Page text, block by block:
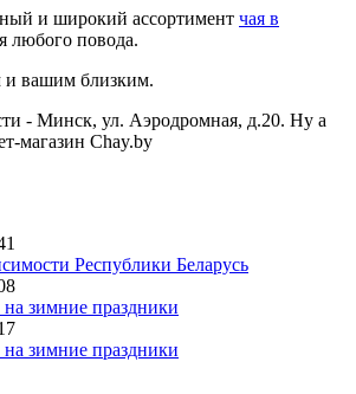
и широкий ассортимент чая в
любого повода.
и вашим близким.
- Минск, ул. Аэродромная, д.20. Ну а
магазин Chay.by
Республики Беларусь
зимние праздники
зимние праздники